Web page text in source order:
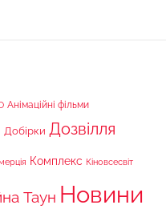
Анімаційні фільми
Добірки Дозвілля
Комплекс Кіновсесвіт
Таун Новини